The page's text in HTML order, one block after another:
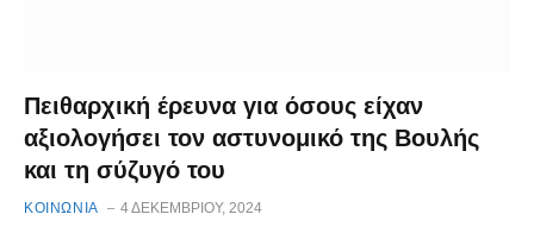
Πειθαρχική έρευνα για όσους είχαν
αξιολογήσει τον αστυνομικό της Βουλής
και τη σύζυγό του
ΚΟΙΝΩΝΙΑ 4 ΔΕΚΕΜΒΡΊΟΥ, 2024